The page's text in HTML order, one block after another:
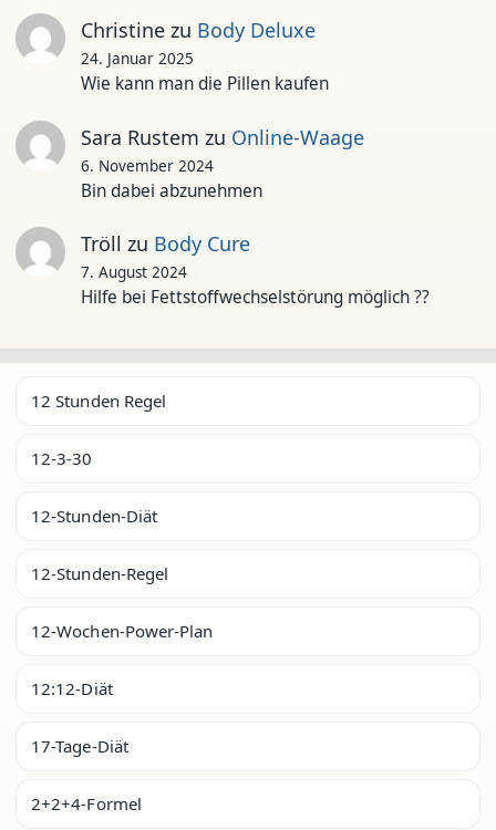
Christinezu Body Deluxe
24. Januar 2025
Wie kann man die Pillen kaufen
Sara Rustem zu Online-Waage
6. November 2024
Bin dabei abzunehmen
Tröll zu Body Cure
7. August 2024
Hilfe bei Fettstoffwechselstörung möglich ??
12 Stunden Regel
12-3-30
12-Stunden-Diät
12-Stunden-Regel
12-Wochen-Power-Plan
12:12-Diät
17-Tage-Diät
2+2+4-Formel